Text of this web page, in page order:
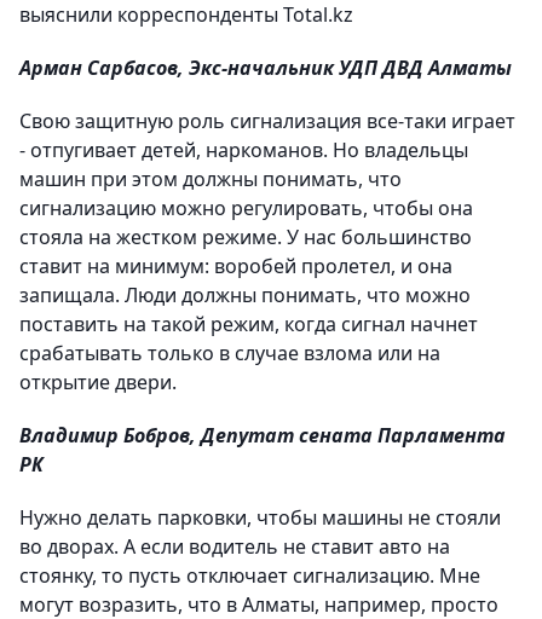
выяснили корреспонденты Total.kz
Арман Сарбасов, Экс-начальник УДП ДВД Алматы
Свою защитную роль сигнализация все-таки играет
- отпугивает детей, наркоманов. Но владельцы
машин при этом должны понимать, что
сигнализацию можно регулировать, чтобы она
стояла на жестком режиме. У нас большинство
ставит на минимум: воробей пролетел, и она
запищала. Люди должны понимать, что можно
поставить на такой режим, когда сигнал начнет
срабатывать только в случае взлома или на
открытие двери.
Владимир Бобров, Депутат сената Парламента
РК
Нужно делать парковки, чтобы машины не стояли
во дворах. А если водитель не ставит авто на
стоянку, то пусть отключает сигнализацию. Мне
могут возразить, что в Алматы, например, просто